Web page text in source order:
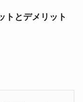
トとデメリット